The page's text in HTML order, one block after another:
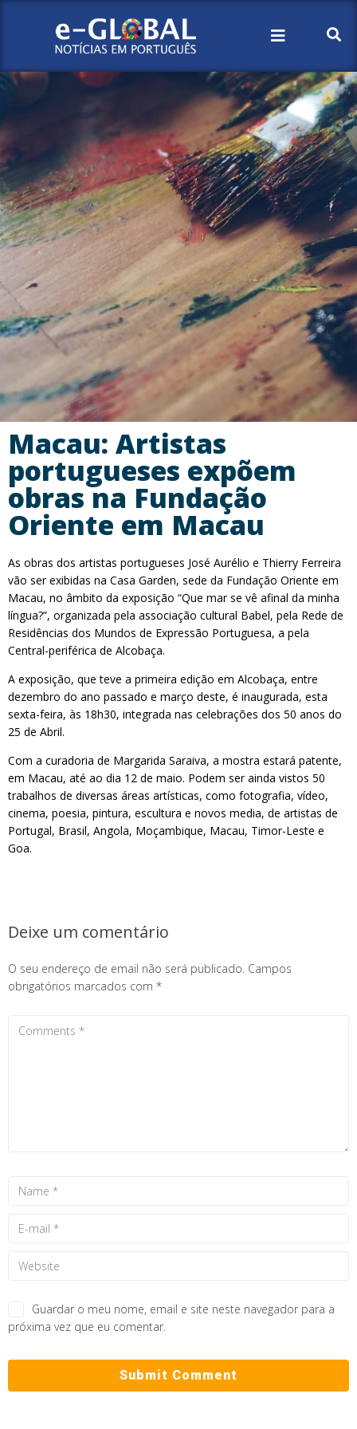
Macau: Artistas
portugueses expõem
obras na Fundação
Oriente em Macau
As obras dos artistas portugueses José Aurélio e Thierry Ferreira
vão ser exibidas na Casa Garden, sede da Fundação Oriente em
Macau, no âmbito da exposição “Que mar se vê afinal da minha
língua?”, organizada pela associação cultural Babel, pela Rede de
Residências dos Mundos de Expressão Portuguesa, a pela
Central-periférica de Alcobaça.
A exposição, que teve a primeira edição em Alcobaça, entre
dezembro do ano passado e março deste, é inaugurada, esta
sexta-feira, às 18h30, integrada nas celebrações dos 50 anos do
25 de Abril.
Com a curadoria de Margarida Saraiva, a mostra estará patente,
em Macau, até ao dia 12 de maio. Podem ser ainda vistos 50
trabalhos de diversas áreas artísticas, como fotografia, vídeo,
cinema, poesia, pintura, escultura e novos media, de artistas de
Portugal, Brasil, Angola, Moçambique, Macau, Timor-Leste e
Goa.
Deixe um comentário
O seu endereço de email não será publicado. Campos
obrigatórios marcados com *
Guardar o meu nome, email e site neste navegador para a
próxima vez que eu comentar.